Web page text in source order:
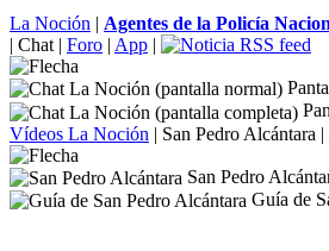
La Noción | Agentes de la Policía
| Chat | Foro | App |
Vídeos La Noción | San Pedro Alcántara |
San Pedro
Guía de